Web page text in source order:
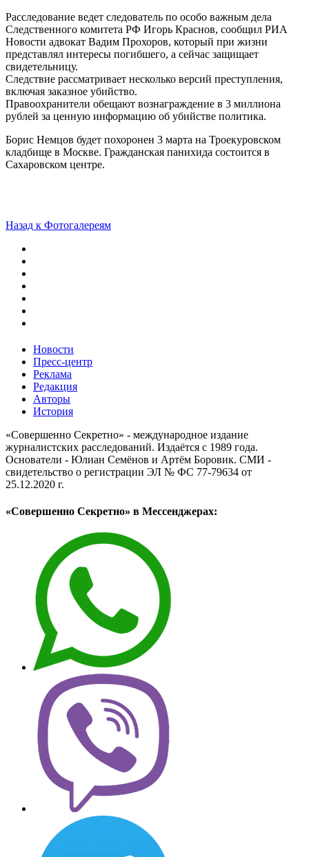
Расследование ведет следователь по особо важным дела
Следственного комитета РФ Игорь Краснов, сообщил РИА
Новости адвокат Вадим Прохоров, который при жизни
представлял интересы погибшего, а сейчас защищает
свидетельницу.
Следствие рассматривает несколько версий преступления,
включая заказное убийство.
Правоохранители обещают вознаграждение в 3 миллиона
рублей за ценную информацию об убийстве политика.
Борис Немцов будет похоронен 3 марта на Троекуровском
кладбище в Москве. Гражданская панихида состоится в
Сахаровском центре.
Назад к Фотогалереям
Новости
Пресс-центр
Реклама
Редакция
Авторы
История
«Совершенно Секретно» - международное издание
журналистских расследований. Издаётся с 1989 года.
Основатели - Юлиан Семёнов и Артём Боровик. CМИ -
свидетельство о регистрации ЭЛ № ФС 77-79634 от
25.12.2020 г.
«Совершенно Секретно» в Мессенджерах: